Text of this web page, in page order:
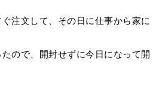
注文して、その日に仕事から家に
ので、開封せずに今日になって開